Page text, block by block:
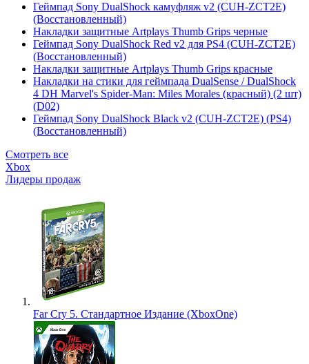
Геймпад Sony DualShock камуфляж v2 (CUH-ZCT2E)
(Восстановленный)
Накладки защитные Artplays Thumb Grips черные
Геймпад Sony DualShock Red v2 для PS4 (CUH-ZCT2E)
(Восстановленный)
Накладки защитные Artplays Thumb Grips красные
Накладки на стики для геймпада DualSense / DualShock
4 DH Marvel's Spider-Man: Miles Morales (красный) (2 шт)
(D02)
Геймпад Sony DualShock Black v2 (CUH-ZCT2E) (PS4)
(Восстановленный)
Смотреть все
Xbox
Лидеры продаж
Far Cry 5. Стандартное Издание (XboxOne)